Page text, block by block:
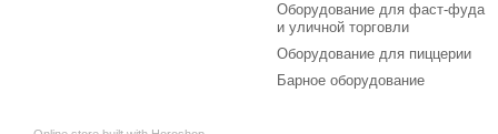
Оборудование для фаст-фуда
и уличной торговли
Оборудование для пиццерии
Барное оборудование